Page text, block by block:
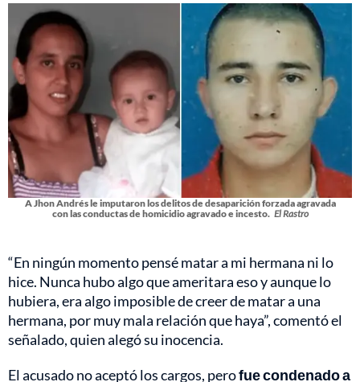
A Jhon Andrés le imputaron los delitos de desaparición forzada agravada
con las conductas de homicidio agravado e incesto. El Rastro
“En ningún momento pensé matar a mi hermana ni lo
hice. Nunca hubo algo que ameritara eso y aunque lo
hubiera, era algo imposible de creer de matar a una
hermana, por muy mala relación que haya”, comentó el
señalado, quien alegó su inocencia.
El acusado no aceptó los cargos, perofue condenado a